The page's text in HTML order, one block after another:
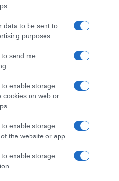
data to be sent to
purposes.
send me
enable storage
cookies on web or
enable storage
the website or app.
enable storage